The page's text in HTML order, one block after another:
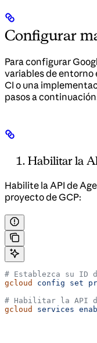
Configurar
Para configurar
variables de entorno
CI o una
pasos a
Habilitar la
Habilite la API de
proyecto de GCP:
# Establezca su ID
gcloud
config set
# Habilitar la API
gcloud
services